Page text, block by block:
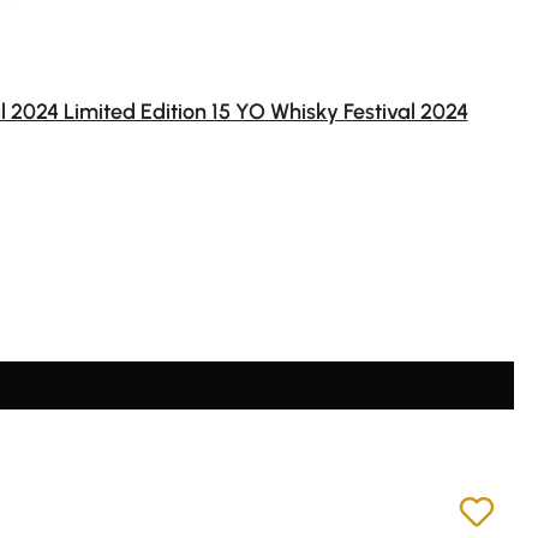
Limited Edition 15 YO Whisky Festival 2024